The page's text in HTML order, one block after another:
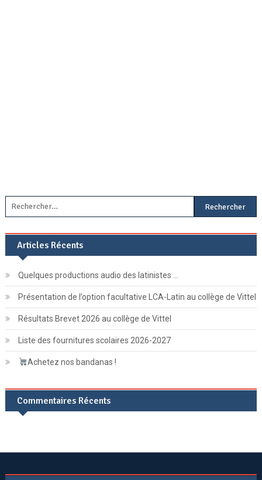
Rechercher :
Articles Récents
Quelques productions audio des latinistes …
Présentation de l’option facultative LCA-Latin au collège de Vittel
Résultats Brevet 2026 au collège de Vittel
Liste des fournitures scolaires 2026-2027
Achetez nos bandanas !
Commentaires Récents